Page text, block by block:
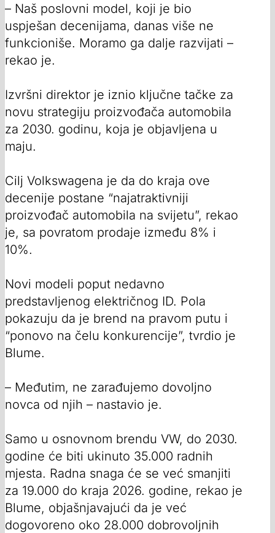
– Naš poslovni model, koji je bio
uspješan decenijama, danas više ne
funkcioniše. Moramo ga dalje razvijati –
rekao je.
Izvršni direktor je iznio ključne tačke za
novu strategiju proizvođača automobila
za 2030. godinu, koja je objavljena u
maju.
Cilj Volkswagena je da do kraja ove
decenije postane “najatraktivniji
proizvođač automobila na svijetu”, rekao
je, sa povratom prodaje između 8% i
10%.
Novi modeli poput nedavno
predstavljenog električnog ID. Pola
pokazuju da je brend na pravom putu i
“ponovo na čelu konkurencije”, tvrdio je
Blume.
– Međutim, ne zarađujemo dovoljno
novca od njih – nastavio je.
Samo u osnovnom brendu VW, do 2030.
godine će biti ukinuto 35.000 radnih
mjesta. Radna snaga će se već smanjiti
za 19.000 do kraja 2026. godine, rekao je
Blume, objašnjavajući da je već
dogovoreno oko 28.000 dobrovoljnih